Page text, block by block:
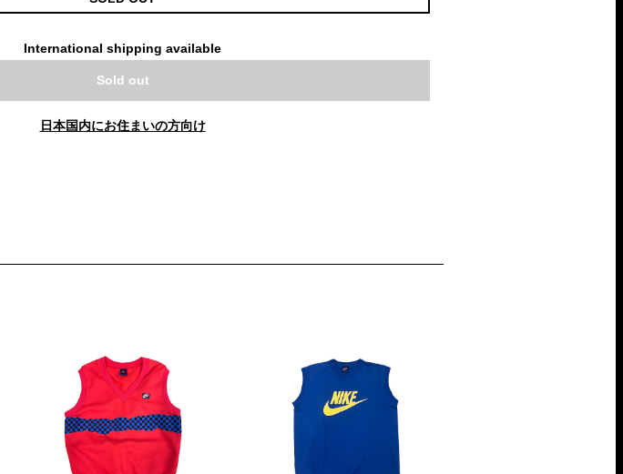
International shipping available
Sold out
日本国内にお住まいの方向け